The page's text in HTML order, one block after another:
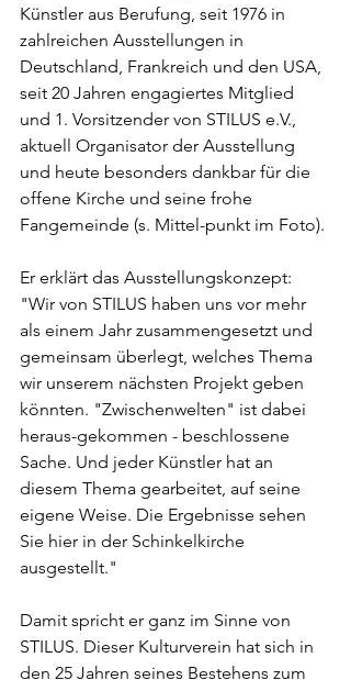
Künstler aus Berufung, seit 1976 in
zahlreichen Ausstellungen in
Deutschland, Frankreich und den USA,
seit 20 Jahren engagiertes Mitglied
und 1. Vorsitzender von STILUS e.V.,
aktuell Organisator der Ausstellung
und heute besonders dankbar für die
offene Kirche und seine frohe
Fangemeinde (s. Mittel-punkt im Foto).
Er erklärt das Ausstellungskonzept:
"Wir von STILUS haben uns vor mehr
als einem Jahr zusammengesetzt und
gemeinsam überlegt, welches Thema
wir unserem nächsten Projekt geben
könnten. "Zwischenwelten" ist dabei
heraus-gekommen - beschlossene
Sache. Und jeder Künstler hat an
diesem Thema gearbeitet, auf seine
eigene Weise. Die Ergebnisse sehen
Sie hier in der Schinkelkirche
ausgestellt."
Damit spricht er ganz im Sinne von
STILUS. Dieser Kulturverein hat sich in
den 25 Jahren seines Bestehens zum